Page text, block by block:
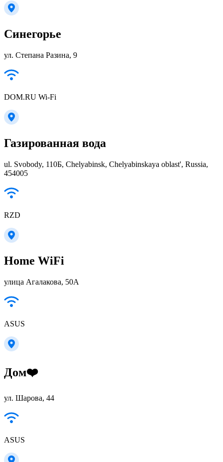
Синегорье
ул. Степана Разина, 9
DOM.RU Wi-Fi
Газированная вода
ul. Svobody, 110Б, Chelyabinsk, Chelyabinskaya oblast', Russia,
454005
RZD
Home WiFi
улица Агалакова, 50А
ASUS
Дом❤️
ул. Шарова, 44
ASUS